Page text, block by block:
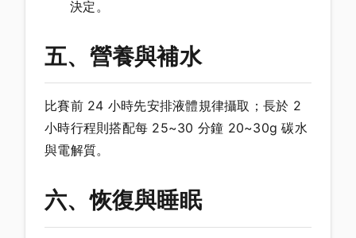
決定。
五、營養與補水
比賽前 24 小時先安排液體規律攝取；長於 2
小時行程則搭配每 25~30 分鐘 20~30g 碳水
與電解質。
六、恢復與睡眠